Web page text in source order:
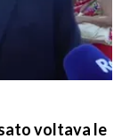
voltava le